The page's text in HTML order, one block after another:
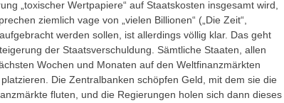
„toxischer Wertpapiere“ auf Staatskosten insgesamt wird,
ziemlich vage von „vielen Billionen“ („Die Zeit“,
werden sollen, ist allerdings völlig klar. Das geht
der Staatsverschuldung. Sämtliche Staaten, allen
Wochen und Monaten auf den Weltfinanzmärkten
Die Zentralbanken schöpfen Geld, mit dem sie die
fluten, und die Regierungen holen sich dann dieses